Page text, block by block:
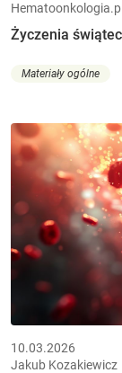
Życzenia
Materiały ogólne
10.03.2026
Jakub Kozakiewicz